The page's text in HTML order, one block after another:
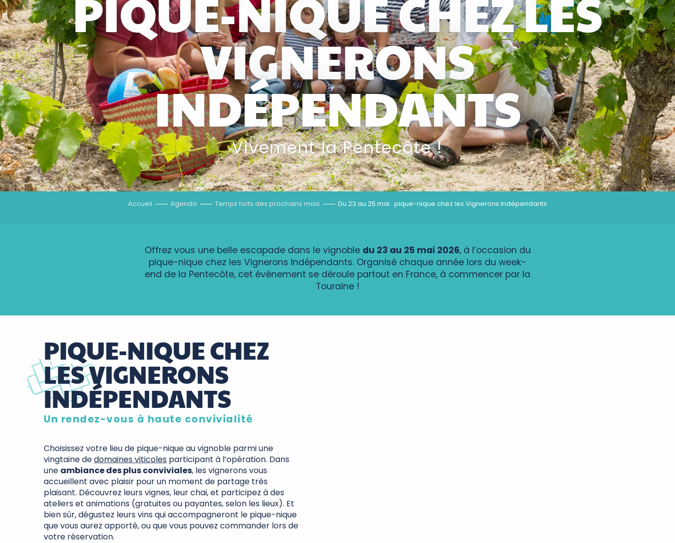
VIGNERONS
INDÉPENDANTS
Vivement la Pentecôte !
Accueil Agenda Temps forts des prochains mois Du 23 au 25 mai : pique-nique chez les Vignerons Indépendants
Offrez vous une belle escapade dans le vignoble du 23 au 25 mai 2026, à l’occasion du
pique-nique chez les Vignerons Indépendants. Organisé chaque année lors du week-
end de la Pentecôte, cet événement se déroule partout en France, à commencer par la
Touraine !
PIQUE-NIQUE CHEZ
LES VIGNERONS
INDÉPENDANTS
Un rendez-vous à haute convivialité
Choisissez votre lieu de pique-nique au vignoble parmi une
vingtaine dedomaines viticoles participant à l’opération. Dans
une ambiance des plus conviviales, les vignerons vous
accueillent avec plaisir pour un moment de partage très
plaisant. Découvrez leurs vignes, leur chai, et participez à des
ateliers et animations (gratuites ou payantes, selon les lieux). Et
bien sûr, dégustez leurs vins qui accompagneront le pique-nique
que vous aurez apporté, ou que vous pouvez commander lors de
votre réservation.